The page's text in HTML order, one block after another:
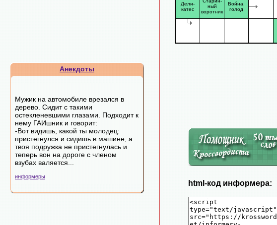
Анекдоты
Мужик на автомобиле врезался в
дерево. Сидит с такими
остекленевшими глазами. Подходит к
нему ГАИшник и говорит:
-Вот видишь, какой ты молодец:
пристегнулся и сидишь в машине, а
твоя подружка не пристегнулась и
теперь вон на дороге с членом
взубах валяется...
информеры
Дели-
катес
ный
воротник
Война,
голод
html-код информера: